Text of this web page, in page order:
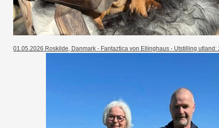
01.05.2026 Roskilde, Danmark - Fantaztica von Ellinghaus - Utstilling utland: